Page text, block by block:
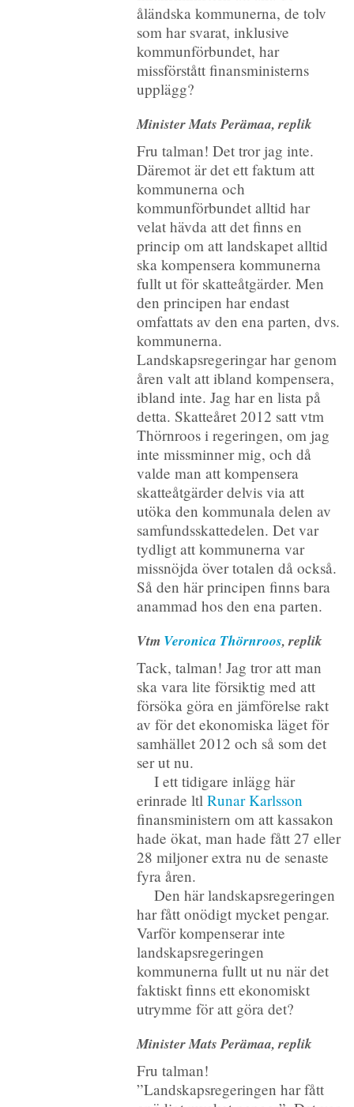
åländska kommunerna, de tolv
som har svarat, inklusive
kommunförbundet, har
missförstått finansministerns
upplägg?
Minister Mats Perämaa, replik
Fru talman! Det tror jag inte.
Däremot är det ett faktum att
kommunerna och
kommunförbundet alltid har
velat hävda att det finns en
princip om att landskapet alltid
ska kompensera kommunerna
fullt ut för skatteåtgärder. Men
den principen har endast
omfattats av den ena parten, dvs.
kommunerna.
Landskapsregeringar har genom
åren valt att ibland kompensera,
ibland inte. Jag har en lista på
detta. Skatteåret 2012 satt vtm
Thörnroos i regeringen, om jag
inte missminner mig, och då
valde man att kompensera
skatteåtgärder delvis via att
utöka den kommunala delen av
samfundsskattedelen. Det var
tydligt att kommunerna var
missnöjda över totalen då också.
Så den här principen finns bara
anammad hos den ena parten.
Vtm Veronica Thörnroos, replik
Tack, talman! Jag tror att man
ska vara lite försiktig med att
försöka göra en jämförelse rakt
av för det ekonomiska läget för
samhället 2012 och så som det
ser ut nu.
I ett tidigare inlägg här
erinrade ltl Runar Karlsson
finansministern om att kassakon
hade ökat, man hade fått 27 eller
28 miljoner extra nu de senaste
fyra åren.
Den här landskapsregeringen
har fått onödigt mycket pengar.
Varför kompenserar inte
landskapsregeringen
kommunerna fullt ut nu när det
faktiskt finns ett ekonomiskt
utrymme för att göra det?
Minister Mats Perämaa, replik
Fru talman!
”Landskapsregeringen har fått